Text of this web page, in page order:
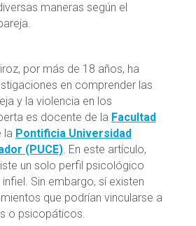
maneras según el
por más de 18 años, ha
en comprender las
y la violencia en los
es docente de la Facultad
la Pontificia Universidad
(PUCE). En este artículo,
un solo perfil psicológico
Sin embargo, sí existen
que podrían vincularse a
o psicopáticos.